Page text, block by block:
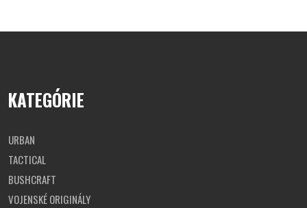
KATEGÓRIE
URBAN
TACTICAL
BUSHCRAFT
VOJENSKÉ ORIGINÁLY